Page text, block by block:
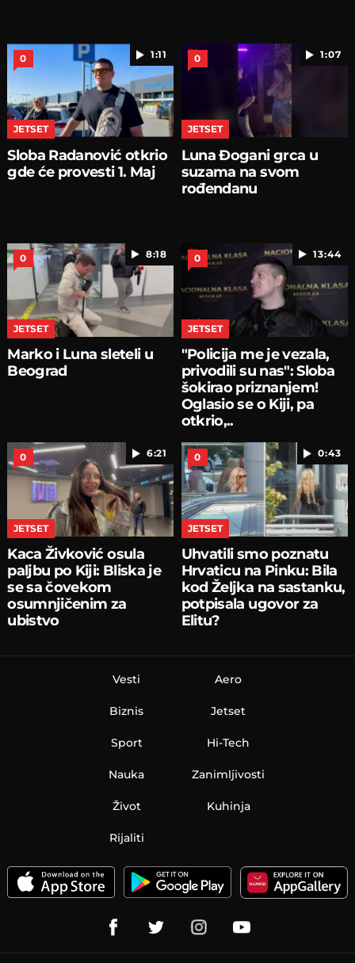
1:11
0
JETSET
Sloba Radanović otkrio
gde će provesti 1. Maj
1:07
0
JETSET
Luna Đogani grca u
suzama na svom
rođendanu
8:18
0
JETSET
Marko i Luna sleteli u
Beograd
13:44
0
JETSET
"Policija me je vezala,
privodili su nas": Sloba
šokirao priznanjem!
Oglasio se o Kiji, pa
otkrio,..
6:21
0
JETSET
Kaca Živković osula
paljbu po Kiji: Bliska je
se sa čovekom
osumnjičenim za
ubistvo
0:43
0
JETSET
Uhvatili smo poznatu
Hrvaticu na Pinku: Bila
kod Željka na sastanku,
potpisala ugovor za
Elitu?
Vesti
Biznis
Sport
Nauka
Aero
Jetset
Hi-Tech
Zanimljivosti
Život Kuhinja
Rijaliti